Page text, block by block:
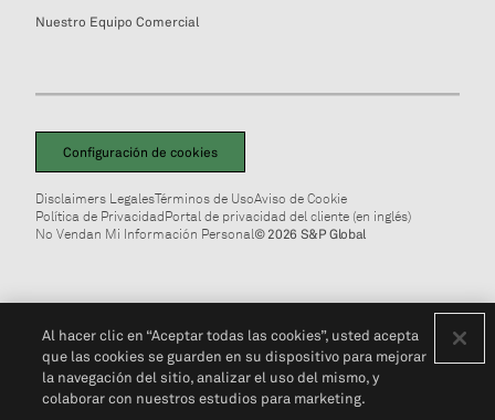
Nuestro Equipo Comercial
Configuración de cookies
Disclaimers LegalesTérminos de UsoAviso de Cookie
Política de PrivacidadPortal de privacidad del cliente (en inglés)
No Vendan Mi Información Personal© 2026 S&P Global
Al hacer clic en “Aceptar todas las cookies”, usted acepta
que las cookies se guarden en su dispositivo para mejorar
la navegación del sitio, analizar el uso del mismo, y
colaborar con nuestros estudios para marketing.